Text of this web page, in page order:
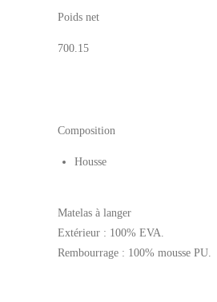
Poids net
700.15
Composition
Housse
Matelas à langer
Extérieur : 100% EVA.
Rembourrage : 100% mousse PU.